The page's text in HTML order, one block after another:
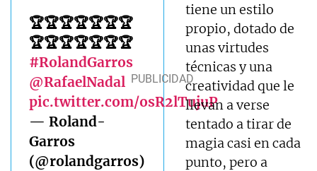
🏆🏆🏆🏆🏆🏆🏆
🏆🏆🏆🏆🏆🏆🏆
#RolandGarros
@RafaelNadal
pic.twitter.com/osR2lTujuP
— Roland-
Garros
(@rolandgarros)
tiene un estilo
propio, dotado de
unas virtudes
técnicas y una
creatividad que le
llevan a verse
tentado a tirar de
magia casi en cada
punto, pero a